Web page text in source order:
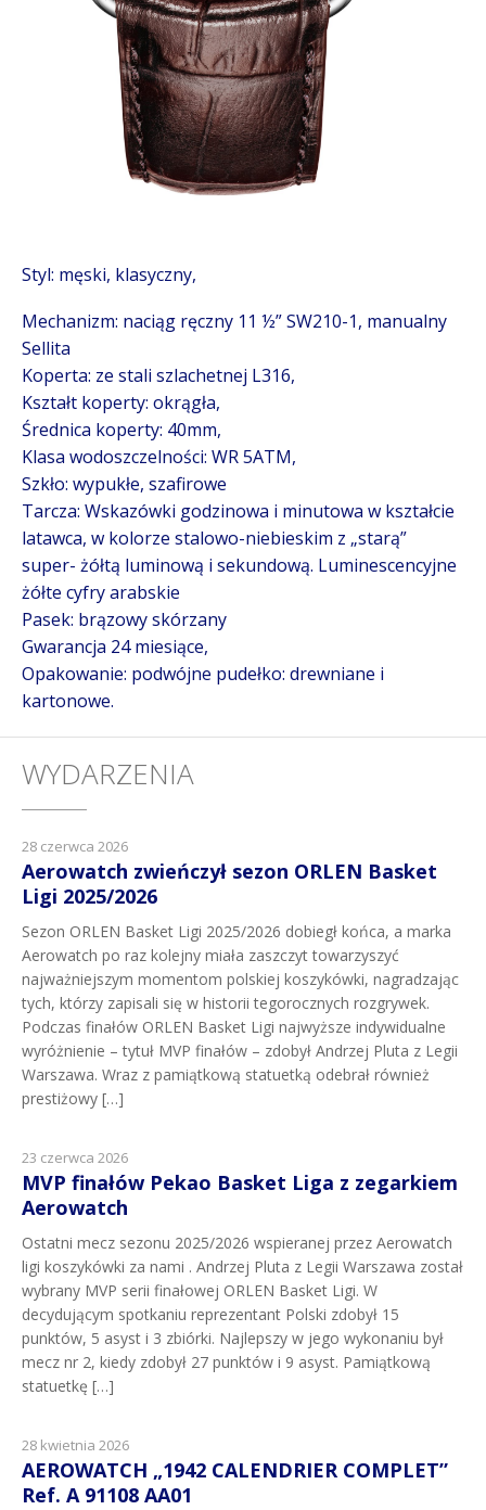
Styl: męski, klasyczny,
Mechanizm: naciąg ręczny 11 ½” SW210-1, manualny
Sellita
Koperta: ze stali szlachetnej L316,
Kształt koperty: okrągła,
Średnica koperty: 40mm,
Klasa wodoszczelności: WR 5ATM,
Szkło: wypukłe, szafirowe
Tarcza: Wskazówki godzinowa i minutowa w kształcie
latawca, w kolorze stalowo-niebieskim z „starą”
super- żółtą luminową i sekundową. Luminescencyjne
żółte cyfry arabskie
Pasek: brązowy skórzany
Gwarancja 24 miesiące,
Opakowanie: podwójne pudełko: drewniane i
kartonowe.
WYDARZENIA
28 czerwca 2026
Aerowatch zwieńczył sezon ORLEN Basket
Ligi 2025/2026
Sezon ORLEN Basket Ligi 2025/2026 dobiegł końca, a marka
Aerowatch po raz kolejny miała zaszczyt towarzyszyć
najważniejszym momentom polskiej koszykówki, nagradzając
tych, którzy zapisali się w historii tegorocznych rozgrywek.
Podczas finałów ORLEN Basket Ligi najwyższe indywidualne
wyróżnienie – tytuł MVP finałów – zdobył Andrzej Pluta z Legii
Warszawa. Wraz z pamiątkową statuetką odebrał również
prestiżowy […]
23 czerwca 2026
MVP finałów Pekao Basket Liga z zegarkiem
Aerowatch
Ostatni mecz sezonu 2025/2026 wspieranej przez Aerowatch
ligi koszykówki za nami . Andrzej Pluta z Legii Warszawa został
wybrany MVP serii finałowej ORLEN Basket Ligi. W
decydującym spotkaniu reprezentant Polski zdobył 15
punktów, 5 asyst i 3 zbiórki. Najlepszy w jego wykonaniu był
mecz nr 2, kiedy zdobył 27 punktów i 9 asyst. Pamiątkową
statuetkę […]
28 kwietnia 2026
AEROWATCH „1942 CALENDRIER COMPLET”
Ref. A 91108 AA01